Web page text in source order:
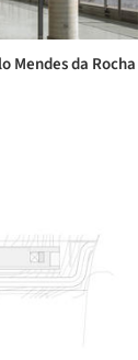
Mendes da Rocha